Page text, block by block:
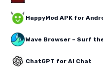
HappyMod APK for
Wave Browser – Surf
ChatGPT for AI Chat